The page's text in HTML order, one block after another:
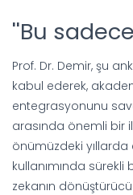
''Bu
Prof. Dr. Demir, şu
kabul ederek,
entegrasyonunu
arasında önemli bir
önümüzdeki
kullanımında
zekanın